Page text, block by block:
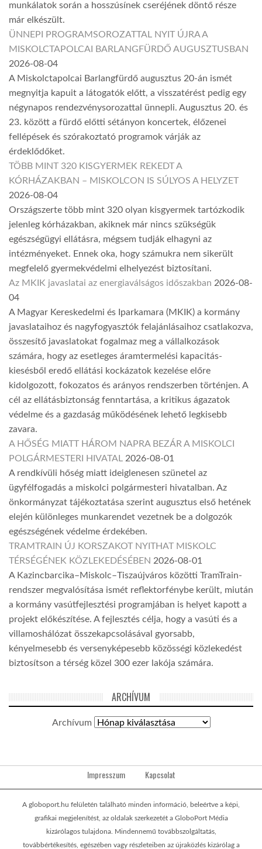
munkálatok során a hosszúsínek cseréjének döntő része
már elkészült.
ÜNNEPI PROGRAMSOROZATTAL NYIT ÚJRA A
MISKOLCTAPOLCAI BARLANGFÜRDŐ AUGUSZTUSBAN
2026-08-04
A Miskolctapolcai Barlangfürdő augusztus 20-án ismét
megnyitja kapuit a látogatók előtt, a visszatérést pedig egy
négynapos rendezvénysorozattal ünnepli. Augusztus 20. és
23. között a fürdő előtti sétányon koncertek, élőzenei
fellépések és szórakoztató programok várják az
érdeklődőket.
TÖBB MINT 320 KISGYERMEK REKEDT A
KÓRHÁZAKBAN – MISKOLCON IS SÚLYOS A HELYZET
2026-08-04
Országszerte több mint 320 olyan kisgyermek tartózkodik
jelenleg kórházakban, akiknek már nincs szükségük
egészségügyi ellátásra, mégsem tudják elhagyni az
intézményeket. Ennek oka, hogy számukra nem sikerült
megfelelő gyermekvédelmi elhelyezést biztosítani.
Az MKIK javaslatai az energiaválságos időszakban 2026-08-
04
A Magyar Kereskedelmi és Iparkamara (MKIK) a kormány
javaslataihoz és nagyfogyasztók felajánlásaihoz csatlakozva,
összesítő javaslatokat fogalmaz meg a vállalkozások
számára, hogy az esetleges áramtermelési kapacitás-
kiesésből eredő ellátási kockázatok kezelése előre
kidolgozott, fokozatos és arányos rendszerben történjen. A
cél az ellátásbiztonság fenntartása, a kritikus ágazatok
védelme és a gazdaság működésének lehető legkisebb
zavara.
A HŐSÉG MIATT HÁROM NAPRA BEZÁR A MISKOLCI
POLGÁRMESTERI HIVATAL 2026-08-01
A rendkívüli hőség miatt ideiglenesen szünetel az
ügyfélfogadás a miskolci polgármesteri hivatalban. Az
önkormányzat tájékoztatása szerint augusztus első hetének
elején különleges munkarendet vezetnek be a dolgozók
egészségének védelme érdekében.
TRAMTRAIN ÚJ KORSZAKOT NYITHAT MISKOLC
TÉRSÉGÉNEK KÖZLEKEDÉSÉBEN 2026-08-01
A Kazincbarcika–Miskolc–Tiszaújváros közötti TramTrain-
rendszer megvalósítása ismét reflektorfénybe került, miután
a kormány vasútfejlesztési programjában is helyet kapott a
projekt előkészítése. A fejlesztés célja, hogy a vasúti és a
villamoshálózat összekapcsolásával gyorsabb,
kényelmesebb és versenyképesebb közösségi közlekedést
biztosítson a térség közel 300 ezer lakója számára.
ARCHÍVUM
Archívum
Impresszum Kapcsolat
A globoport.hu felületén található minden információ, beleértve a képi,
grafikai megjelenítést, az oldalak szerkezetét a GloboPort Média
kizárólagos tulajdona. Mindennemű továbbszolgáltatás,
továbbértékesítés, egészében vagy részleteiben az újraközlés kizárólag a